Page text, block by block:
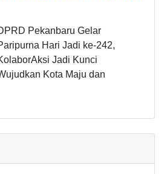
Pekanbaru Gelar
Hari Jadi ke-242,
Jadi Kunci
Kota Maju dan